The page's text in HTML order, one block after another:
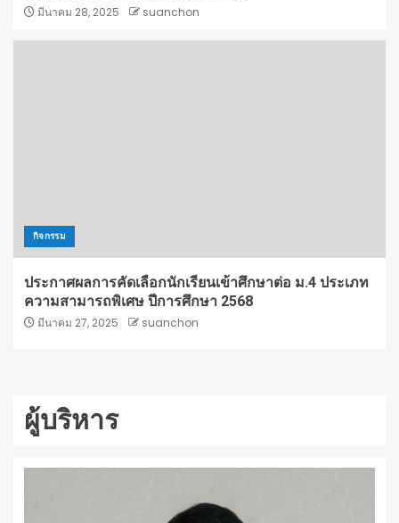
มีนาคม 28, 2025 suanchon
กิจกรรม
ประกาศผลการคัดเลือกนักเรียนเข้าศึกษาต่อ ม.4 ประเภท
ความสามารถพิเศษ ปีการศึกษา 2568
มีนาคม 27, 2025 suanchon
ผู้บริหาร